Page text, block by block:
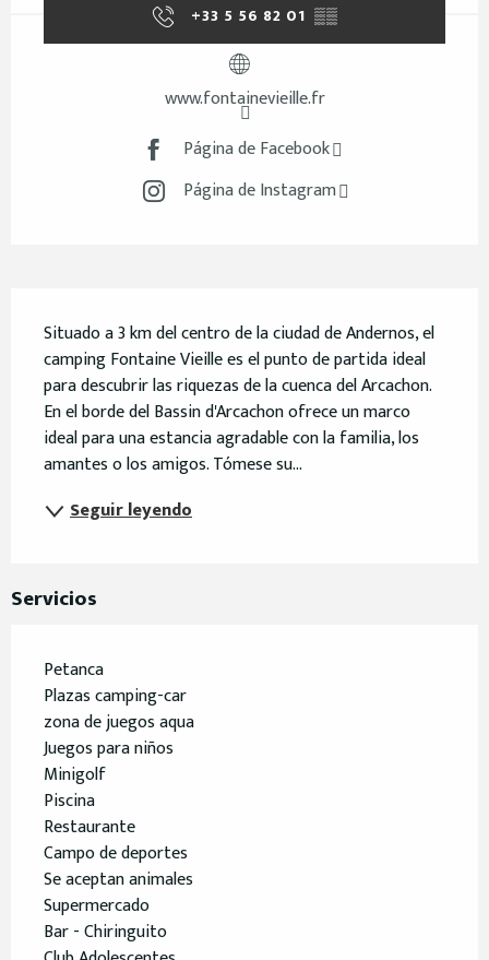
+33 5 56 82 01 ▒▒
www.fontainevieille.fr
Página de Facebook
Página de Instagram
Situado a 3 km del centro de la ciudad de Andernos, el
camping Fontaine Vieille es el punto de partida ideal
para descubrir las riquezas de la cuenca del Arcachon.
En el borde del Bassin d'Arcachon ofrece un marco
ideal para una estancia agradable con la familia, los
amantes o los amigos. Tómese su...
Seguir leyendo
Servicios
Petanca
Plazas camping-car
zona de juegos aqua
Juegos para niños
Minigolf
Piscina
Restaurante
Campo de deportes
Se aceptan animales
Supermercado
Bar - Chiringuito